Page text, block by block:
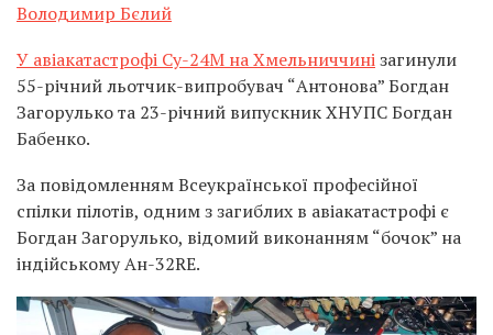
Володимир Бєлий
У авіакатастрофі Су-24М на Хмельниччинізагинули
55-річний льотчик-випробувач “Антонова” Богдан
Загорулько та 23-річний випускник ХНУПС Богдан
Бабенко.
За повідомленням Всеукраїнської професійної
спілки пілотів, одним з загиблих в авіакатастрофі є
Богдан Загорулько, відомий виконанням “бочок” на
індійському Ан-32RE.